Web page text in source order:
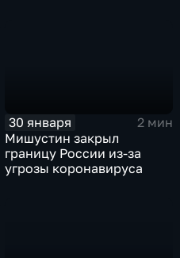
30 января
2 мин
Мишустин закрыл
границу России из-за
угрозы коронавируса